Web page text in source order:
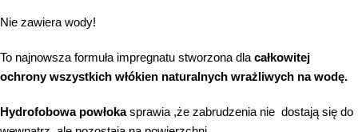
Nie zawiera wody!
To najnowsza formuła impregnatu stworzona dla całkowitej
ochrony wszystkich włókien naturalnych wrażliwych na wodę.
Hydrofobowa powłokasprawia ,że zabrudzenia nie dostają się do